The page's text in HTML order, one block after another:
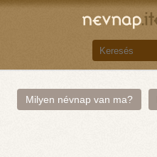
Milyen névnap van ma?